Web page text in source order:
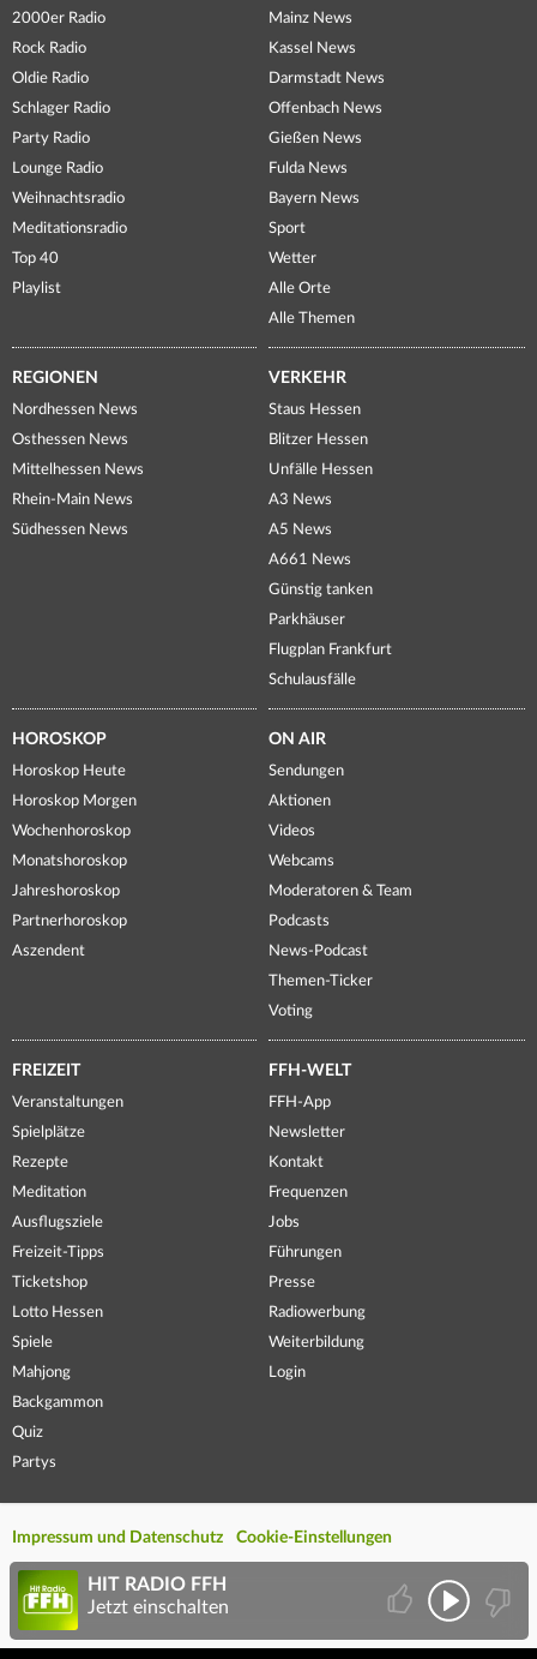
2000er Radio
Rock Radio
Oldie Radio
Schlager Radio
Party Radio
Lounge Radio
Weihnachtsradio
Meditationsradio
Top 40
Playlist
Mainz News
Kassel News
Darmstadt News
Offenbach News
Gießen News
Fulda News
Bayern News
Sport
Wetter
Alle Orte
Alle Themen
REGIONEN
Nordhessen News
Osthessen News
Mittelhessen News
Rhein-Main News
Südhessen News
VERKEHR
Staus Hessen
Blitzer Hessen
Unfälle Hessen
A3 News
A5 News
A661 News
Günstig tanken
Parkhäuser
Flugplan Frankfurt
Schulausfälle
HOROSKOP
Horoskop Heute
Horoskop Morgen
Wochenhoroskop
Monatshoroskop
Jahreshoroskop
Partnerhoroskop
Aszendent
ON AIR
Sendungen
Aktionen
Videos
Webcams
Moderatoren & Team
Podcasts
News-Podcast
Themen-Ticker
Voting
FREIZEIT
Veranstaltungen
Spielplätze
Rezepte
Meditation
Ausflugsziele
Freizeit-Tipps
Ticketshop
Lotto Hessen
Spiele
Mahjong
Backgammon
Quiz
Partys
FFH-WELT
FFH-App
Newsletter
Kontakt
Frequenzen
Jobs
Führungen
Presse
Radiowerbung
Weiterbildung
Login
Impressum und Datenschutz Cookie-Einstellungen
HIT RADIO FFH
Jetzt einschalten